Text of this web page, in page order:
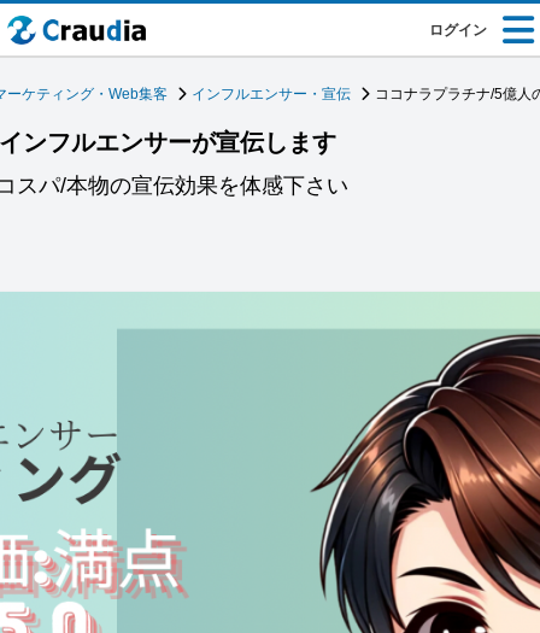
ログイン
ーケティング・Web集客 インフルエンサー・宣伝 ココナラプラチナ/5億人
ンフルエンサーが宣伝します
スパ/本物の宣伝効果を体感下さい